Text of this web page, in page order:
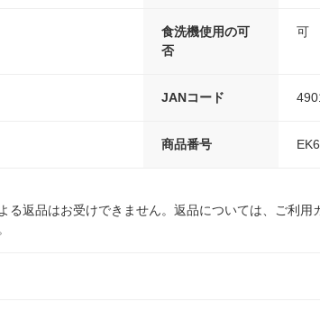
食洗機使用の可
否
可
JANコード
商品番号
る返品はお受けできません。返品については、ご利